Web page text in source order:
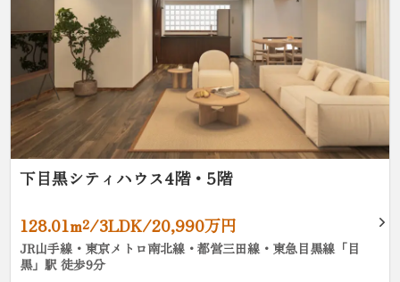
下目黒シティハウス4階・5階
128.01m²/3LDK/20,990万円
JR山手線・東京メトロ南北線・都営三田線・東急目黒線「目
黒」駅 徒歩9分